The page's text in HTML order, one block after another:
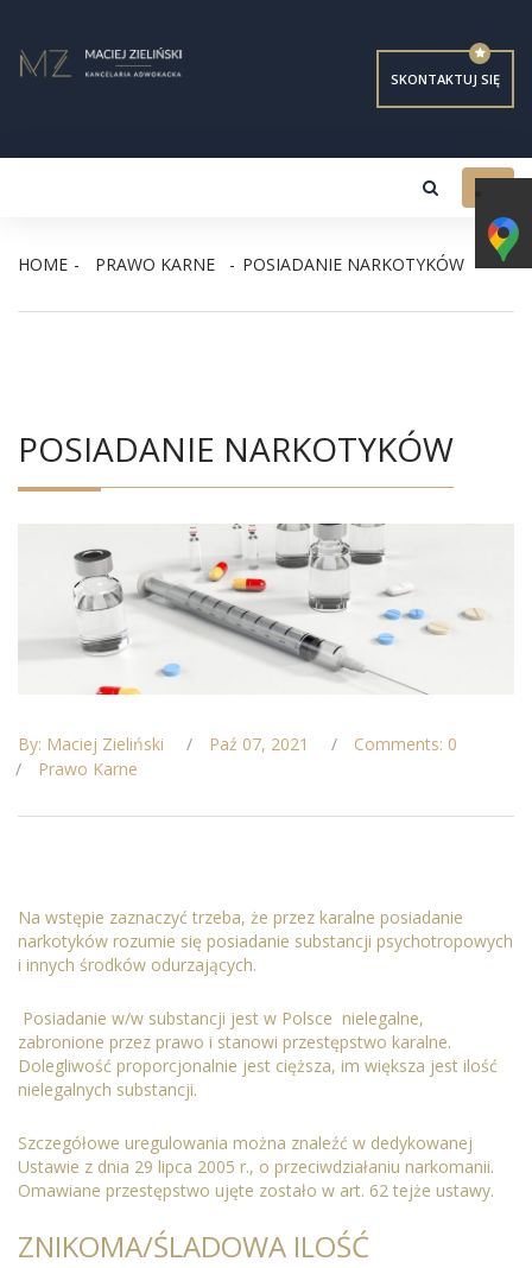
SKONTAKTUJ SIĘ
HOME PRAWO KARNE POSIADANIE NARKOTYKÓW
POSIADANIE NARKOTYKÓW
By: Maciej Zieliński Paź 07, 2021
Comments: 0
Prawo Karne
Na wstępie zaznaczyć trzeba, że przez karalne posiadanie
narkotyków rozumie się posiadanie substancji psychotropowych
i innych środków odurzających.
Posiadanie w/w substancji jest w Polsce nielegalne,
zabronione przez prawo i stanowi przestępstwo karalne.
Dolegliwość proporcjonalnie jest cięższa, im większa jest ilość
nielegalnych substancji.
Szczegółowe uregulowania można znaleźć w dedykowanej
Ustawie z dnia 29 lipca 2005 r., o przeciwdziałaniu narkomanii.
Omawiane przestępstwo ujęte zostało w art. 62 tejże ustawy.
ZNIKOMA/ŚLADOWA ILOŚĆ